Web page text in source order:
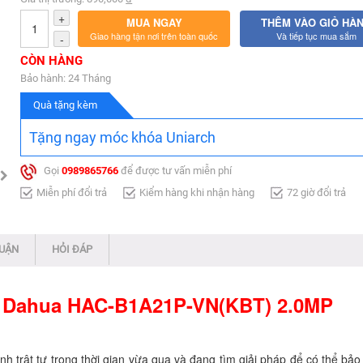
+
-
MUA NGAY
Giao hàng tận nơi trên toàn quốc
THÊM VÀO GIỎ
Và tiếp tục mua sắm
CÒN HÀNG
Bảo hành: 24 Tháng
Quà tặng kèm
Tặng ngay móc khóa Uniarch
Gọi0989865766 để được tư vấn miễn phí
Miễn phí đổi trả
Kiểm hàng khi nhận hàng 72 giờ đổi trả
HỎI ĐÁP
HAC-B1A21P-VN(KBT) 2.0MP
trật tự trong thời gian vừa qua và đang tìm giải pháp để có thể